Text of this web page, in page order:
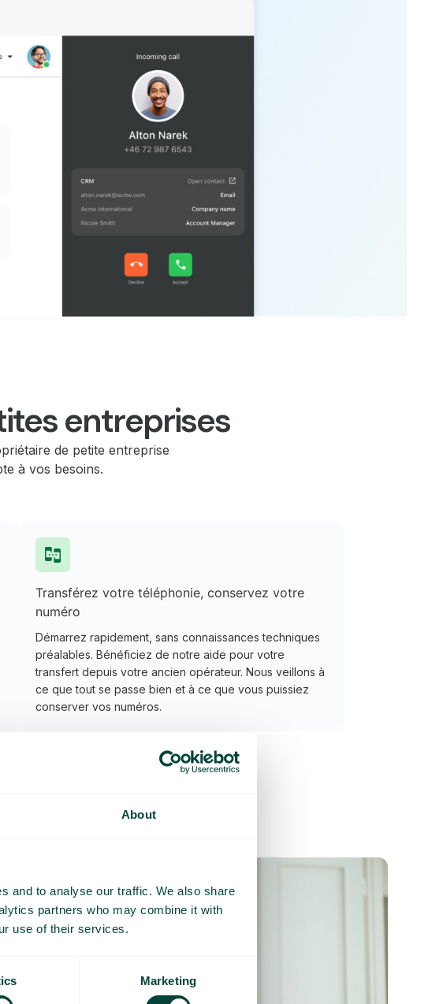
About
and to analyse our traffic. We also share
partners who may combine it with
use of their services.
Marketing
entreprises
de petite entreprise
à vos besoins.
Transférez votre téléphonie, conservez votre
numéro
Démarrez rapidement, sans connaissances techniques
préalables. Bénéficiez de notre aide pour votre
transfert depuis votre ancien opérateur. Nous veillons à
ce que tout se passe bien et à ce que vous puissiez
conserver vos numéros.